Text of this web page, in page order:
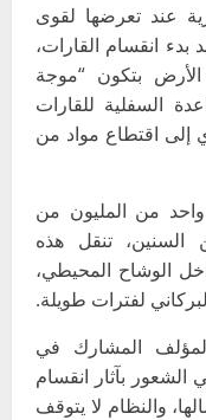
عند تعرضها لقوى
بدء انقسام القارات،
بتكون “موجة
السفلية للقارات
كم، ما يؤدي إلى اقتطاع مواد من
من المليون من
تنقل هذه
لأكثر من 1000 كم داخل الوشاح المحيطي،
لفترات طويلة.
المشارك في
بآثار انقسام
والنظام لا يتوقف